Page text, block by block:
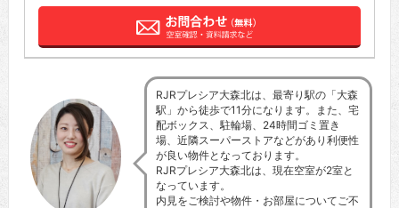
RJRプレシア大森北は、最寄り駅の「大森
駅」から徒歩で11分になります。また、宅
配ボックス、駐輪場、24時間ゴミ置き
場、近隣スーパーストアなどがあり利便性
が良い物件となっております。
RJRプレシア大森北は、現在空室が2室と
なっています。
内見をご検討や物件・お部屋についてご不